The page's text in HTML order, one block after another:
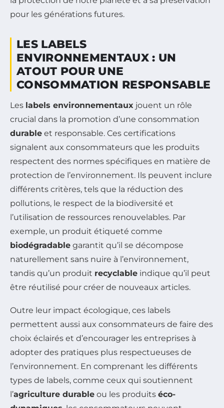
pour les générations futures.
LES LABELS
ENVIRONNEMENTAUX : UN
ATOUT POUR UNE
CONSOMMATION RESPONSABLE
Les labels environnementaux jouent un rôle
crucial dans la promotion d’une consommation
durable et responsable. Ces certifications
signalent aux consommateurs que les produits
respectent des normes spécifiques en matière de
protection de l’environnement. Ils peuvent inclure
différents critères, tels que la réduction des
pollutions, le respect de la biodiversité et
l’utilisation de ressources renouvelables. Par
exemple, un produit étiqueté comme
biodégradable garantit qu’il se décompose
naturellement sans nuire à l’environnement,
tandis qu’un produit recyclable indique qu’il peut
être réutilisé pour créer de nouveaux articles.
Outre leur impact écologique, ces labels
permettent aussi aux consommateurs de faire des
choix éclairés et d’encourager les entreprises à
adopter des pratiques plus respectueuses de
l’environnement. En comprenant les différents
types de labels, comme ceux qui soutiennent
l’agriculture durable ou les produits éco-